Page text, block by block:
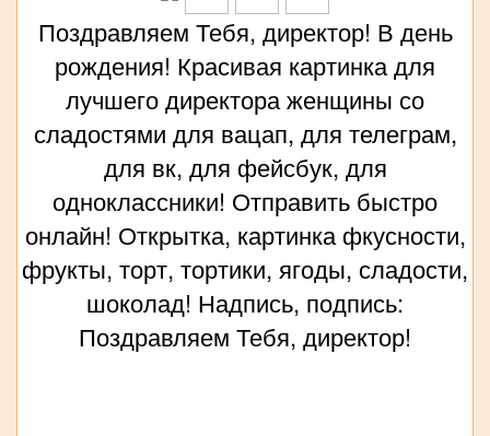
Поздравляем Тебя, директор! В день
рождения! Красивая картинка для
лучшего директора женщины со
сладостями для вацап, для телеграм,
для вк, для фейсбук, для
одноклассники! Отправить быстро
онлайн! Открытка, картинка фкусности,
фрукты, торт, тортики, ягоды, сладости,
шоколад! Надпись, подпись:
Поздравляем Тебя, директор!